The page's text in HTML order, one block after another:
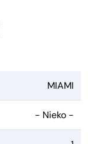
MIAMI
- Nieko -